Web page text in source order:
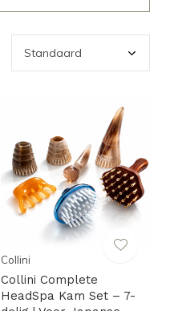
Collini
Collini Complete
HeadSpa Kam Set – 7-